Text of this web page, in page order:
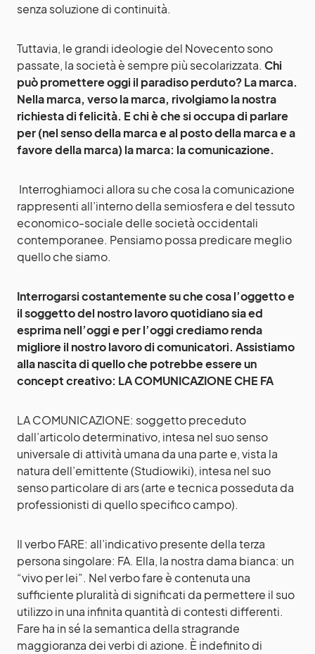
senza soluzione di continuità.
Tuttavia, le grandi ideologie del Novecento sono
passate, la società è sempre più secolarizzata. Chi
può promettere oggi il paradiso perduto? La marca.
Nella marca, verso la marca, rivolgiamo la nostra
richiesta di felicità. E chi è che si occupa di parlare
per (nel senso della marca e al posto della marca e a
favore della marca) la marca: la comunicazione.
Interroghiamoci allora su che cosa la comunicazione
rappresenti all’interno della semiosfera e del tessuto
economico-sociale delle società occidentali
contemporanee. Pensiamo possa predicare meglio
quello che siamo.
Interrogarsi costantemente su che cosa l’oggetto e
il soggetto del nostro lavoro quotidiano sia ed
esprima nell’oggi e per l’oggi crediamo renda
migliore il nostro lavoro di comunicatori. Assistiamo
alla nascita di quello che potrebbe essere un
concept creativo: LA COMUNICAZIONE CHE FA
LA COMUNICAZIONE: soggetto preceduto
dall’articolo determinativo, intesa nel suo senso
universale di attività umana da una parte e, vista la
natura dell’emittente (Studiowiki), intesa nel suo
senso particolare di ars (arte e tecnica posseduta da
professionisti di quello specifico campo).
Il verbo FARE: all’indicativo presente della terza
persona singolare: FA. Ella, la nostra dama bianca: un
“vivo per lei”. Nel verbo fare è contenuta una
sufficiente pluralità di significati da permettere il suo
utilizzo in una infinita quantità di contesti differenti.
Fare ha in sé la semantica della stragrande
maggioranza dei verbi di azione. È indefinito di